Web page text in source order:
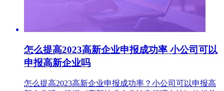
怎么提高2023高新企业申报成功率 小公司可以
申报高新企业吗
怎么提高2023高新企业申报成功率？小公司可以申报高